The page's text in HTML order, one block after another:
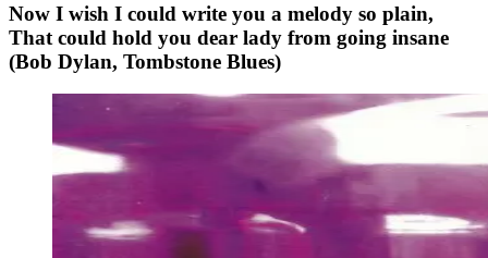
Now I wish I could write you a melody so plain,
That could hold you dear lady from going insane
(Bob Dylan, Tombstone Blues)